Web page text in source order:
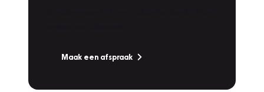
Maak een afspraak